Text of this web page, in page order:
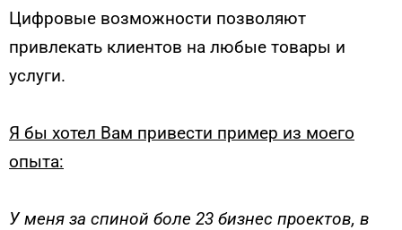
Цифровые возможности позволяют
привлекать клиентов на любые товары и
услуги.
Я бы хотел Вам привести пример из моего
опыта:
У меня за спиной боле 23 бизнес проектов, в